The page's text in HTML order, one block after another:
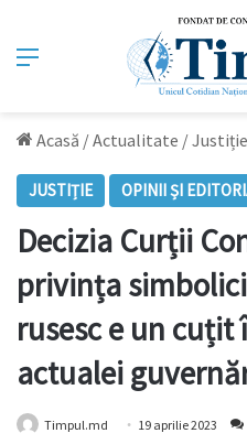
Meniu
Acasă /Actualitate /Justiție
JUSTIȚIE OPINII ȘI
Decizia Curții
privința
rusesc e un
actualei
Timpul.md 19 aprilie 2023